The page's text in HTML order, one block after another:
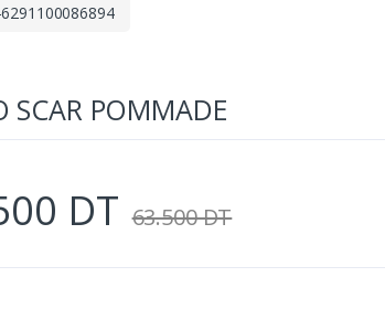
SCAR POMMADE
DT 63.500 DT